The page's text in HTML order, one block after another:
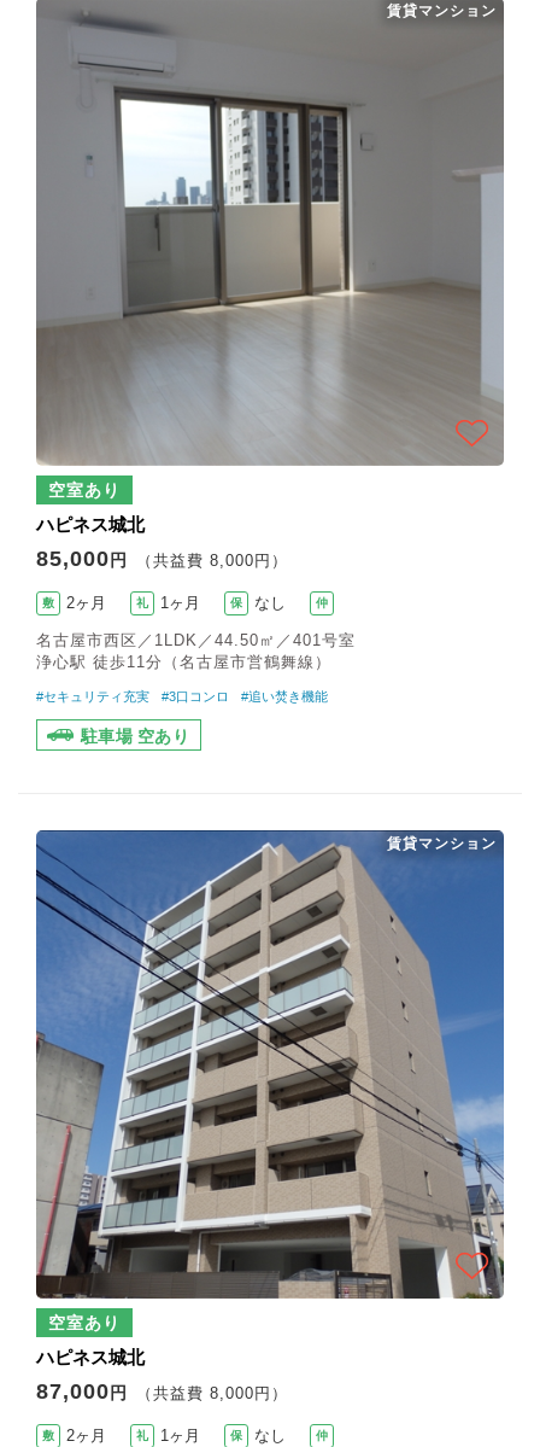
空室あり
ハピネス城北
85,000 円 （共益費 8,000円）
敷 2ヶ月 礼 1ヶ月 保 なし 仲
名古屋市西区／1LDK／44.50㎡／401号室
浄心駅 徒歩11分（名古屋市営鶴舞線）
賃貸マンション
#セキュリティ充実 #3口コンロ #追い焚き機能
駐車場 空あり
空室あり
ハピネス城北
87,000 円 （共益費 8,000円）
敷 2ヶ月 礼 1ヶ月 保 なし 仲
賃貸マンション